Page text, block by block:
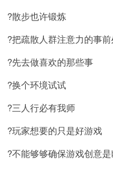
?散步也许锻炼
?把疏散人群注意力的事
?先去做喜欢的那些事
?换个环境试试
?三人行必有我师
?玩家想要的只是好游戏
?不能够够确保游戏创意